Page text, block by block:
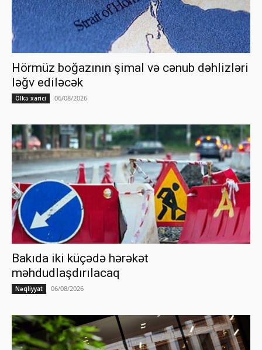
Hörmüz boğazının şimal və cənub dəhlizləri
ləğv ediləcək
Ölkə xarici 06/08/2026
Bakıda iki küçədə hərəkət
məhdudlaşdırılacaq
Nəqliyyat 06/08/2026